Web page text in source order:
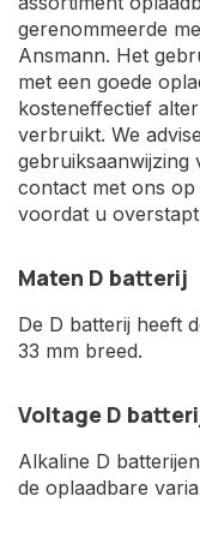
gerenommeerde
Ansmann. Het
met een goede
kosteneffectief
verbruikt. We
contact met ons
voordat u
Maten D batterij
De D batterij heeft
33 mm breed.
Voltage D
Alkaline D
de oplaadbare